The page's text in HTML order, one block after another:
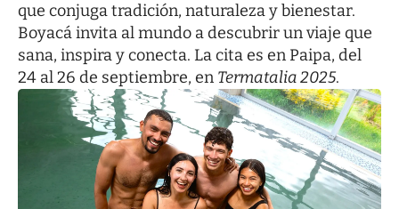
que conjuga tradición, naturaleza y bienestar.
Boyacá invita al mundo a descubrir un viaje que
sana, inspira y conecta. La cita es en Paipa, del
24 al 26 de septiembre, en Termatalia 2025.